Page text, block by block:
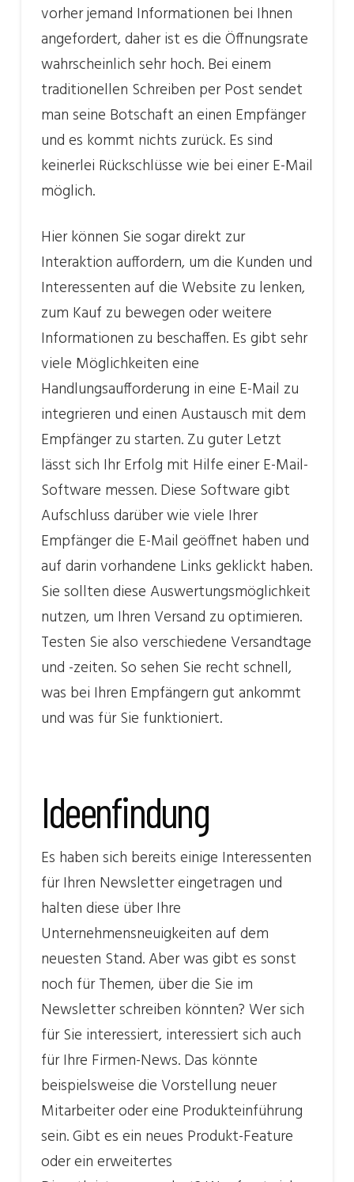
vorher jemand Informationen bei Ihnen
angefordert, daher ist es die Öffnungsrate
wahrscheinlich sehr hoch. Bei einem
traditionellen Schreiben per Post sendet
man seine Botschaft an einen Empfänger
und es kommt nichts zurück. Es sind
keinerlei Rückschlüsse wie bei einer E-Mail
möglich.
Hier können Sie sogar direkt zur
Interaktion auffordern, um die Kunden und
Interessenten auf die Website zu lenken,
zum Kauf zu bewegen oder weitere
Informationen zu beschaffen. Es gibt sehr
viele Möglichkeiten eine
Handlungsaufforderung in eine E-Mail zu
integrieren und einen Austausch mit dem
Empfänger zu starten. Zu guter Letzt
lässt sich Ihr Erfolg mit Hilfe einer E-Mail-
Software messen. Diese Software gibt
Aufschluss darüber wie viele Ihrer
Empfänger die E-Mail geöffnet haben und
auf darin vorhandene Links geklickt haben.
Sie sollten diese Auswertungsmöglichkeit
nutzen, um Ihren Versand zu optimieren.
Testen Sie also verschiedene Versandtage
und -zeiten. So sehen Sie recht schnell,
was bei Ihren Empfängern gut ankommt
und was für Sie funktioniert.
Ideenfindung
Es haben sich bereits einige Interessenten
für Ihren Newsletter eingetragen und
halten diese über Ihre
Unternehmensneuigkeiten auf dem
neuesten Stand. Aber was gibt es sonst
noch für Themen, über die Sie im
Newsletter schreiben könnten? Wer sich
für Sie interessiert, interessiert sich auch
für Ihre Firmen-News. Das könnte
beispielsweise die Vorstellung neuer
Mitarbeiter oder eine Produkteinführung
sein. Gibt es ein neues Produkt-Feature
oder ein erweitertes